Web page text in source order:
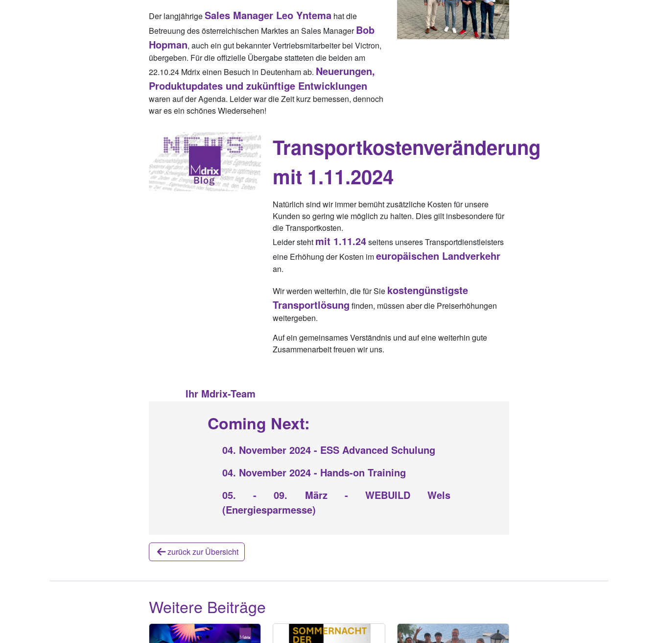
Der langjährigeSales Manager Leo Yntema hat die
Betreuung des österreichischen Marktes an Sales ManagerBob
Hopman, auch ein gut bekannter Vertriebsmitarbeiter bei Victron,
übergeben. Für die offizielle Übergabe statteten die beiden am
22.10.24 Mdrix einen Besuch in Deutenham ab. Neuerungen,
Produktupdates und zukünftige Entwicklungen
waren auf der Agenda. Leider war die Zeit kurz bemessen, dennoch
war es ein schönes Wiedersehen!
Transportkostenveränderung
mit 1.11.2024
Natürlich sind wir immer bemüht zusätzliche Kosten für unsere
Kunden so gering wie möglich zu halten. Dies gilt insbesondere für
die Transportkosten.
Leider steht mit 1.11.24seitens unseres Transportdienstleisters
eine Erhöhung der Kosten imeuropäischen Landverkehr
an.
Wir werden weiterhin, die für Sie kostengünstigste
Transportlösung finden, müssen aber die Preiserhöhungen
weitergeben.
Auf ein gemeinsames Verständnis und auf eine weiterhin gute
Zusammenarbeit freuen wir uns.
Ihr Mdrix-Team
Coming Next:
04. November 2024 - ESS Advanced Schulung
04. November 2024 - Hands-on Training
05. - 09. März - WEBUILD Wels
(Energiesparmesse)
zurück zur Übersicht
Weitere Beiträge